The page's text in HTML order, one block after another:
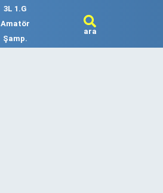
3L 1.G
Amatör
Şamp.
ara